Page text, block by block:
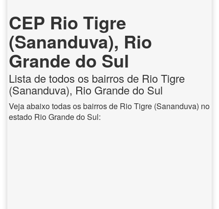
CEP Rio Tigre
(Sananduva), Rio
Grande do Sul
Lista de todos os bairros de Rio Tigre
(Sananduva), Rio Grande do Sul
Veja abaixo todas os bairros de Rio Tigre (Sananduva) no
estado Rio Grande do Sul: